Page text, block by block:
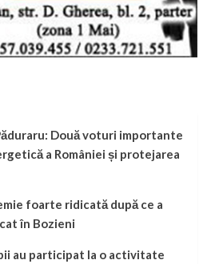
Două voturi importante
a României și protejarea
foarte ridicată după ce a
în Bozieni
au participat la o activitate